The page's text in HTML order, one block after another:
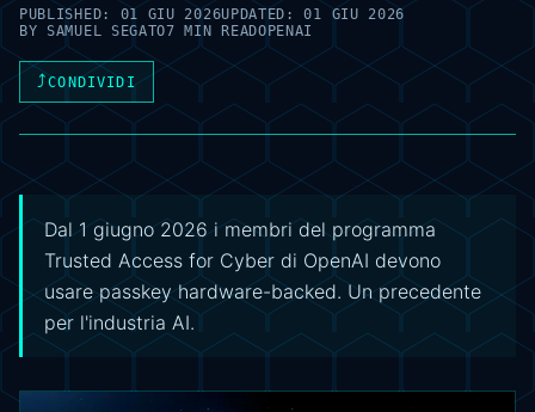
PUBLISHED: 01 GIU 2026UPDATED:01 GIU 2026
BY SAMUEL SEGATO7 MIN READOPENAI
⤴CONDIVIDI
Dal 1 giugno 2026 i membri del programma
Trusted Access for Cyber di OpenAI devono
usare passkey hardware-backed. Un precedente
per l'industria AI.